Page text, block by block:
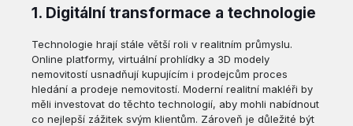
1. Digitální transformace a technologie
Technologie hrají stále větší roli v realitním průmyslu.
Online platformy, virtuální prohlídky a 3D modely
nemovitostí usnadňují kupujícím i prodejcům proces
hledání a prodeje nemovitostí. Moderní realitní makléři by
měli investovat do těchto technologií, aby mohli nabídnout
co nejlepší zážitek svým klientům. Zároveň je důležité být